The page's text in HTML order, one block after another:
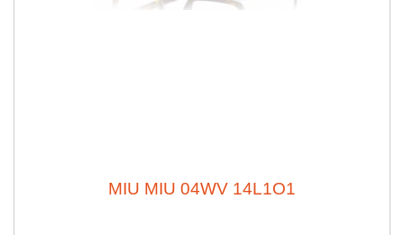
MIU MIU 04WV 14L1O1